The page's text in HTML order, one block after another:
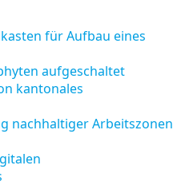
für Aufbau eines
aufgeschaltet
kantonales
nachhaltiger Arbeitszonen